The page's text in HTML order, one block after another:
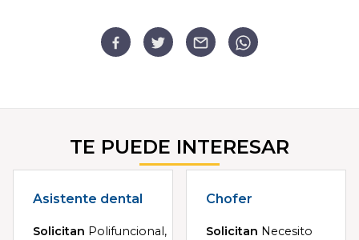
TE PUEDE INTERESAR
Asistente dental
Solicitan Polifuncional,
Chofer
Solicitan Necesito